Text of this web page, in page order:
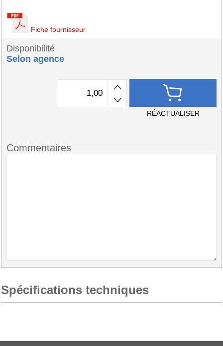
Fiche fournisseur
Disponibilité
Selon agence
RÉACTUALISER
Commentaires
Spécifications techniques